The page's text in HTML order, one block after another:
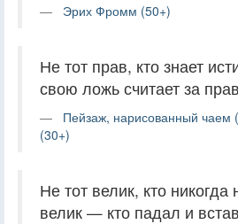
Эрих Фромм (50+)
Не тот прав, кто знает
свою ложь считает за
Пейзаж, нарисованный чаем
(30+)
Не тот велик, кто никогда
велик — кто падал и